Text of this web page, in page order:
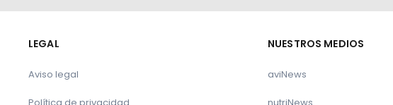
LEGAL
Aviso legal
NUESTROS MEDIOS
aviNews